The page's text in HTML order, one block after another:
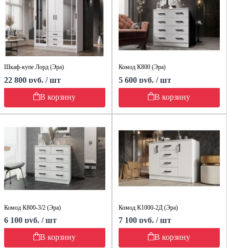
Шкаф-купе Лорд (Эра)
22 800 руб. / шт
В корзину
Комод К800 (Эра)
5 600 руб. / шт
В корзину
Комод К800-3/2 (Эра)
6 100 руб. / шт
В корзину
Комод К1000-2Д (Эра)
7 100 руб. / шт
В корзину